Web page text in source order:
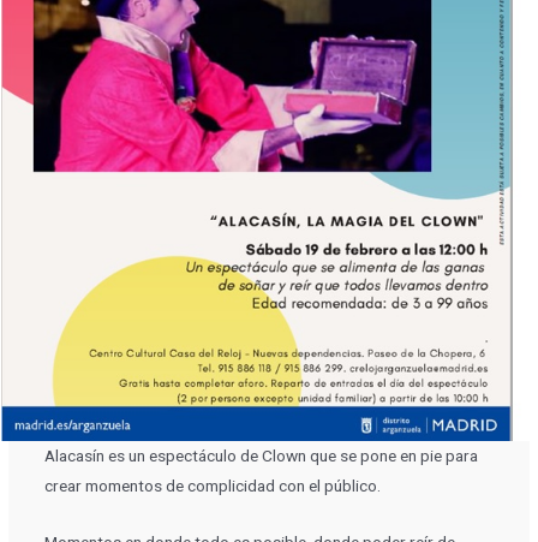
Alacasín es un espectáculo de Clown que se pone en pie para
crear momentos de complicidad con el público.